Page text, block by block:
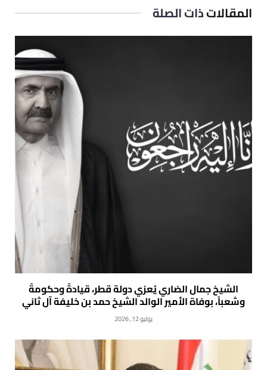
المقالاتذات الصلة
الشيخ جمال الضاري يُعزي دولة قطر، قيادةً وحكومةً
وشعباً، بوفاة الأمير الوالد الشيخ حمد بن خليفة آل ثاني
يوليو 12, 2026